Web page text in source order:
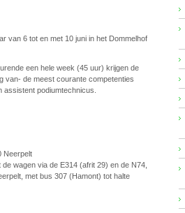
van 6 tot en met 10 juni in het Dommelhof
een hele week (45 uur) krijgen de
van- de meest courante competenties
assistent podiumtechnicus.
Neerpelt
wagen via de E314 (afrit 29) en de N74,
met bus 307 (Hamont) tot halte